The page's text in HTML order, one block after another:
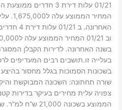
בעלייה זו.תושבים רבים המעדיפים
בשכונות הסמוכות בגלל מחסור
שורה תחתונה: השכונה המבוקשת
צפויה עלית מחירים בעיקר בדירות
הממוצע בשכונה